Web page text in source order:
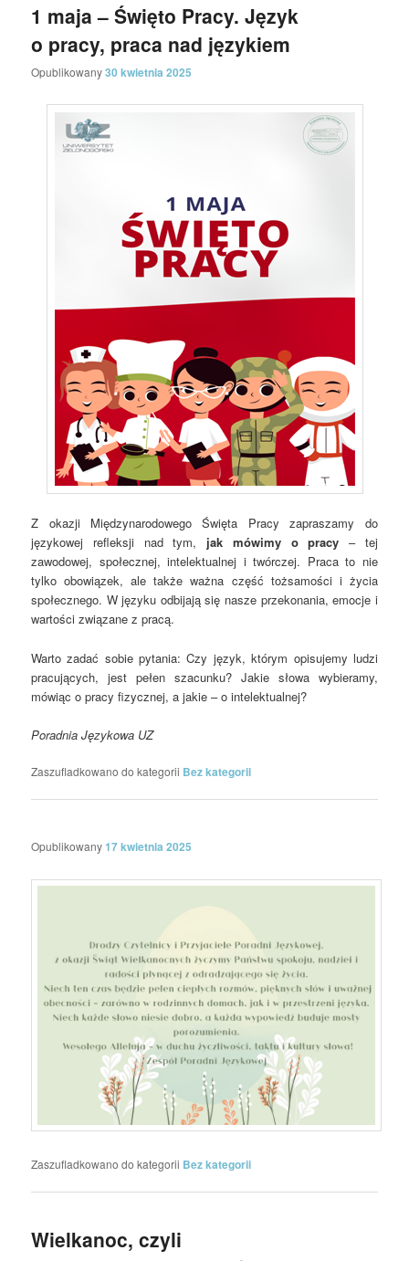
1 maja – Święto Pracy. Język
o pracy, praca nad językiem
Opublikowany30 kwietnia 2025
Z okazji Międzynarodowego Święta Pracy zapraszamy do
językowej refleksji nad tym, jak mówimy o pracy – tej
zawodowej, społecznej, intelektualnej i twórczej. Praca to nie
tylko obowiązek, ale także ważna część tożsamości i życia
społecznego. W języku odbijają się nasze przekonania, emocje i
wartości związane z pracą.
Warto zadać sobie pytania: Czy język, którym opisujemy ludzi
pracujących, jest pełen szacunku? Jakie słowa wybieramy,
mówiąc o pracy fizycznej, a jakie – o intelektualnej?
Poradnia Językowa UZ
Zaszufladkowano do kategorii Bez kategorii
Opublikowany17 kwietnia 2025
Zaszufladkowano do kategorii Bez kategorii
Wielkanoc, czyli